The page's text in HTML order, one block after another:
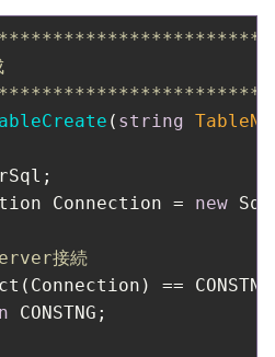
( string
Connection =
new
接続
==
CONSTNG;